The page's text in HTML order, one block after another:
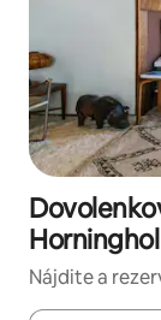
Nájdite a